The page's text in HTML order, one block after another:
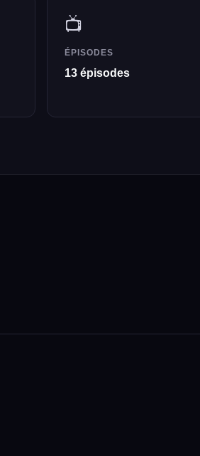
📺
ÉPISODES
13 épisodes